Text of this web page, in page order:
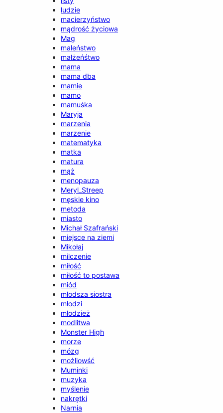
ludzie
macierzyństwo
mądrość życiowa
Mag
maleństwo
małżeńśtwo
mama
mama dba
mamie
mamo
mamuśka
Maryja
marzenia
marzenie
matematyka
matka
matura
mąż
menopauza
Meryl_Streep
męskie kino
metoda
miasto
Michał Szafrański
miejsce na ziemi
Mikołaj
milczenie
miłość
miłość to postawa
miód
młodsza siostra
młodzi
młodzież
modlitwa
Monster High
morze
mózg
możliowść
Muminki
muzyka
myślenie
nakrętki
Narnia